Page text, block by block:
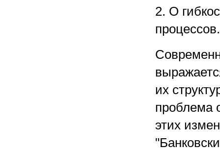
2. О
процессов.
их
проблема
этих